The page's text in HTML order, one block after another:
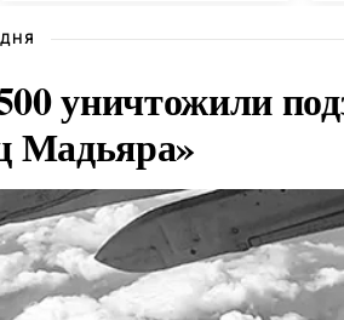
уничтожили
Мадьяра»